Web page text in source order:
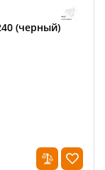
(черный)